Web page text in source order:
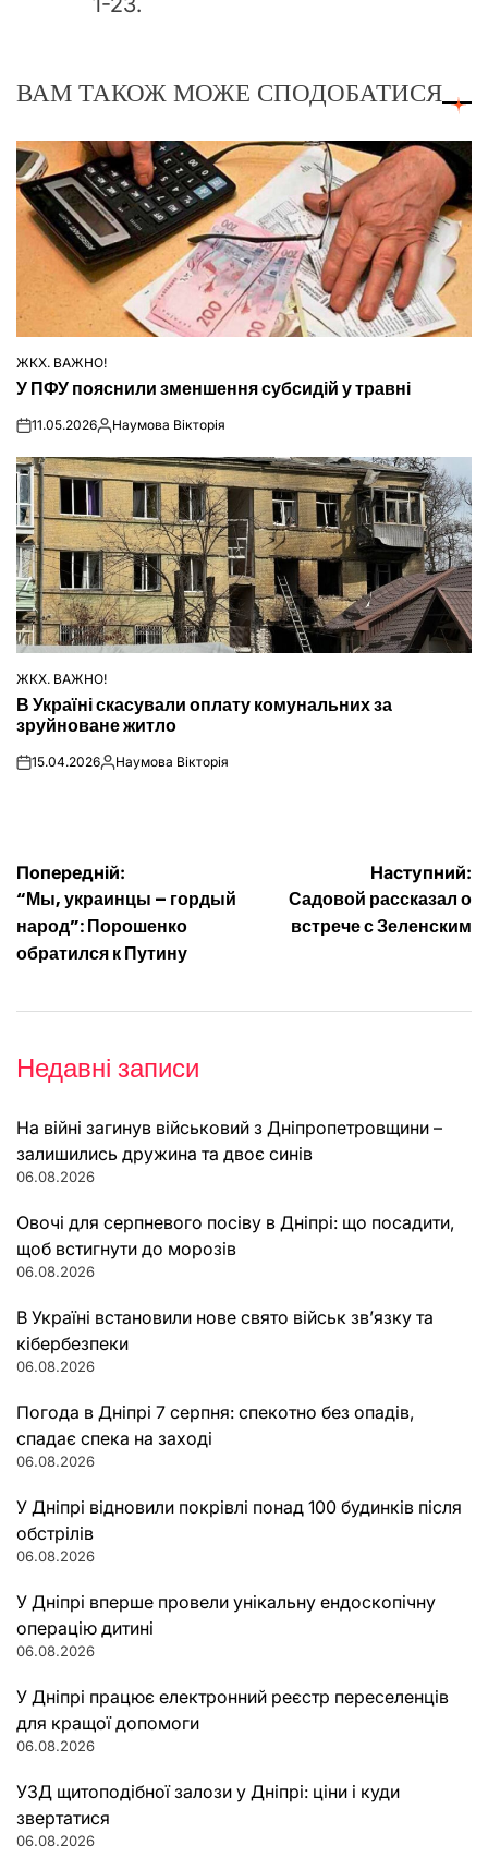
ВАМ ТАКОЖ МОЖЕ СПОДОБАТИСЯ
ОПУБЛІКУВАТИ
У
ЖКХ. ВАЖНО!
У ПФУ пояснили зменшення субсидій у травні
on11.05.2026Опубліковано
Наумова Вікторія
ОПУБЛІКУВАТИ
У
ЖКХ. ВАЖНО!
В Україні скасували оплату комунальних за
зруйноване житло
on15.04.2026Опубліковано
Наумова Вікторія
Навігація
записів
Попередній:
“Мы, украинцы – гордый
народ”: Порошенко
обратился к Путину
Наступний:
Садовой рассказал о
встрече с Зеленским
Недавні записи
На війні загинув військовий з Дніпропетровщини –
залишились дружина та двоє синів
06.08.2026
Овочі для серпневого посіву в Дніпрі: що посадити,
щоб встигнути до морозів
06.08.2026
В Україні встановили нове свято військ зв’язку та
кібербезпеки
06.08.2026
Погода в Дніпрі 7 серпня: спекотно без опадів,
спадає спека на заході
06.08.2026
У Дніпрі відновили покрівлі понад 100 будинків після
обстрілів
06.08.2026
У Дніпрі вперше провели унікальну ендоскопічну
операцію дитині
06.08.2026
У Дніпрі працює електронний реєстр переселенців
для кращої допомоги
06.08.2026
УЗД щитоподібної залози у Дніпрі: ціни і куди
звертатися
06.08.2026